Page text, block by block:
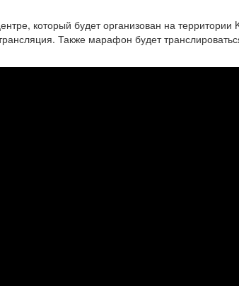
который будет организован на территории
Также марафон будет